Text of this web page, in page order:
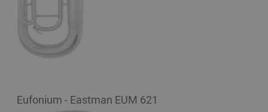
Eufonium - Eastman EUM 621